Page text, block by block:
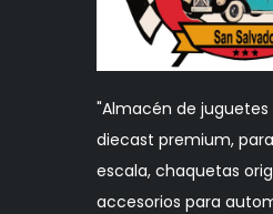
"Almacén de juguetes
diecast premium,
escala, chaquetas
accesorios para